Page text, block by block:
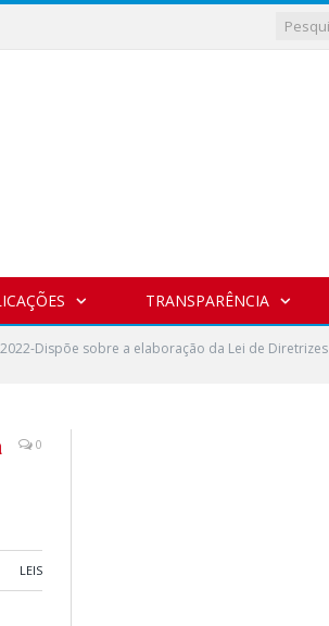
TRANSPARÊNCIA
2022-Dispõe sobre a elaboração da Lei de Diretrizes
0
LEIS